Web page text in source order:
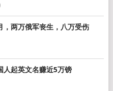
，两万俄军丧生，八万受伤
人起英文名赚近5万镑